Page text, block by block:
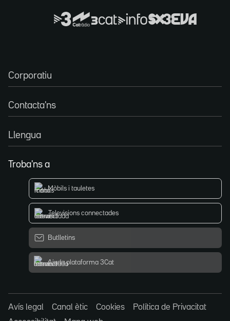
Corporatiu
Contacta'ns
Llengua
Troba'ns a
Mòbils i tauletes
Televisions connectades
Butlletins
Ajuda plataforma 3Cat
Avís legal Canal ètic Cookies
Política de Privacitat